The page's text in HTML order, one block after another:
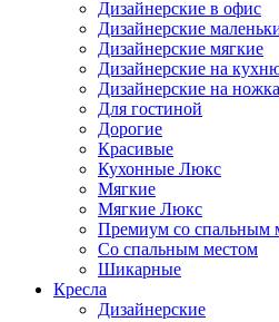
Дизайнерские в офис
Дизайнерские
Дизайнерские мягкие
Дизайнерские на
Дизайнерские на
Для гостиной
Дорогие
Красивые
Кухонные Люкс
Мягкие
Мягкие Люкс
Премиум со спальным
Со спальным местом
Шикарные
Кресла
Дизайнерские